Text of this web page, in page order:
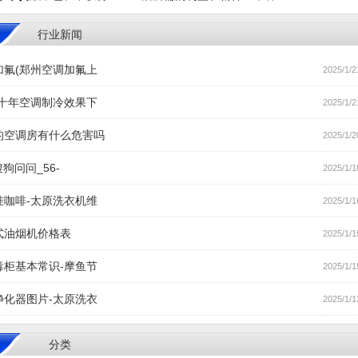
行业新闻
氟(郑州空调加氟上 2025/1/21
年空调制冷效果下 2025/1/21
空调房有什么危害吗 2025/1/
问问_56- 2025/1/
咖啡-太原洗衣机维 2025/1/
油烟机价格表 2025/1/
柜基本常识-摩鱼节 2025/1/
化器图片-太原洗衣 2025/1/
分类